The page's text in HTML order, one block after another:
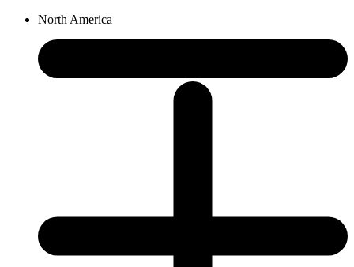
North America